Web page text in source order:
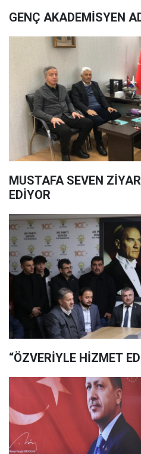
GENÇ AKADEMİSYEN
MUSTAFA SEVEN
EDİYOR
“ÖZVERİYLE HİZMET